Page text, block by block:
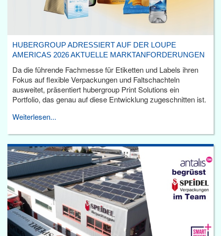
HUBERGROUP ADRESSIERT AUF DER LOUPE
AMERICAS 2026 AKTUELLE MARKTANFORDERUNGEN
Da die führende Fachmesse für Etiketten und Labels ihren
Fokus auf flexible Verpackungen und Faltschachteln
ausweitet, präsentiert hubergroup Print Solutions ein
Portfolio, das genau auf diese Entwicklung zugeschnitten ist.
Weiterlesen...